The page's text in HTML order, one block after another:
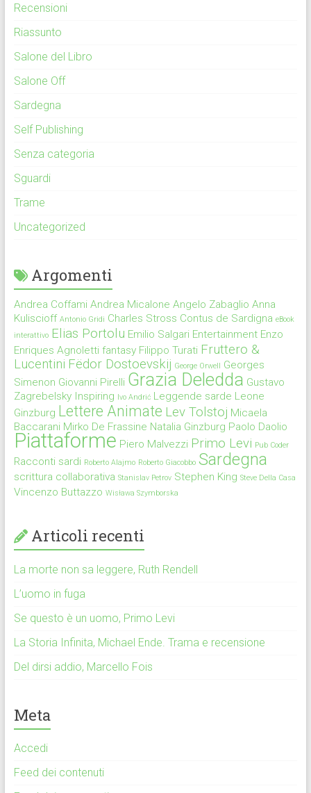
Recensioni
Riassunto
Salone del Libro
Salone Off
Sardegna
Self Publishing
Senza categoria
Sguardi
Trame
Uncategorized
Argomenti
Andrea Coffami Andrea Micalone Angelo Zabaglio Anna
Kuliscioff Antonio Gridi Charles Stross Contus de Sardigna eBook
interattivo Elias Portolu Emilio Salgari Entertainment Enzo
Enriques Agnoletti fantasy Filippo Turati Fruttero &
Lucentini Fëdor Dostoevskij George Orwell Georges
Simenon Giovanni Pirelli Grazia Deledda Gustavo
Zagrebelsky Inspiring Ivo Andrić Leggende sarde Leone
Ginzburg Lettere Animate Lev Tolstoj Micaela
Baccarani Mirko De Frassine Natalia Ginzburg Paolo Daolio
Piattaforme Piero Malvezzi Primo Levi Pub Coder
Racconti sardi Roberto Alajmo Roberto Giacobbo Sardegna
scrittura collaborativa Stanislav Petrov Stephen King Steve Della Casa
Vincenzo Buttazzo Wisława Szymborska
Articoli recenti
La morte non sa leggere, Ruth Rendell
L’uomo in fuga
Se questo è un uomo, Primo Levi
La Storia Infinita, Michael Ende. Trama e recensione
Del dirsi addio, Marcello Fois
Meta
Accedi
Feed dei contenuti